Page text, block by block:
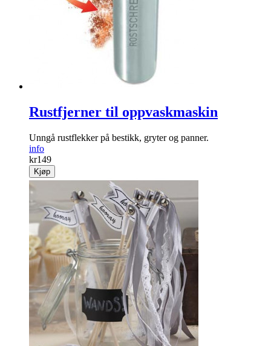
Rustfjerner til oppvaskmaskin
Unngå rustflekker på bestikk, gryter og panner.
info
kr149
Kjøp